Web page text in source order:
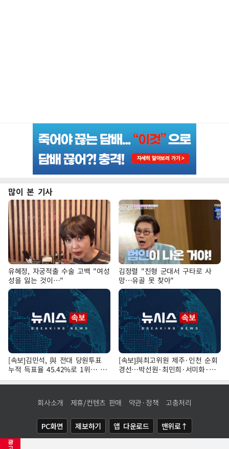
광
많이 본 기사
유혜정, 자궁적출 수술 고백 "여성
성을 잃는 것이…"
김정렬 "친형 군대서 구타로 사
망…유골 못 찾아"
[속보]김민석, 與 전대 당원투표
누적 득표율 45.42%로 1위… 정
청래 44.56%
[속보]與최고위원 제주·인천 순회
경선…박선원·최민희·서미화·한
민수·김용 순
회사소개 제휴/컨텐츠 판매 약관·정책 고충처리
PC화면 제보하기 앱 다운로드 맨위로↑